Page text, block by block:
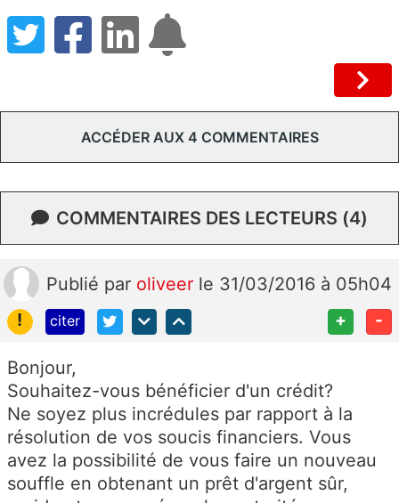
ACCÉDER AUX 4 COMMENTAIRES
COMMENTAIRES DES LECTEURS (4)
Publié par oliveer le 31/03/2016 à 05h04
!
citer + -
Bonjour,
Souhaitez-vous bénéficier d'un crédit?
Ne soyez plus incrédules par rapport à la
résolution de vos soucis financiers. Vous
avez la possibilité de vous faire un nouveau
souffle en obtenant un prêt d'argent sûr,